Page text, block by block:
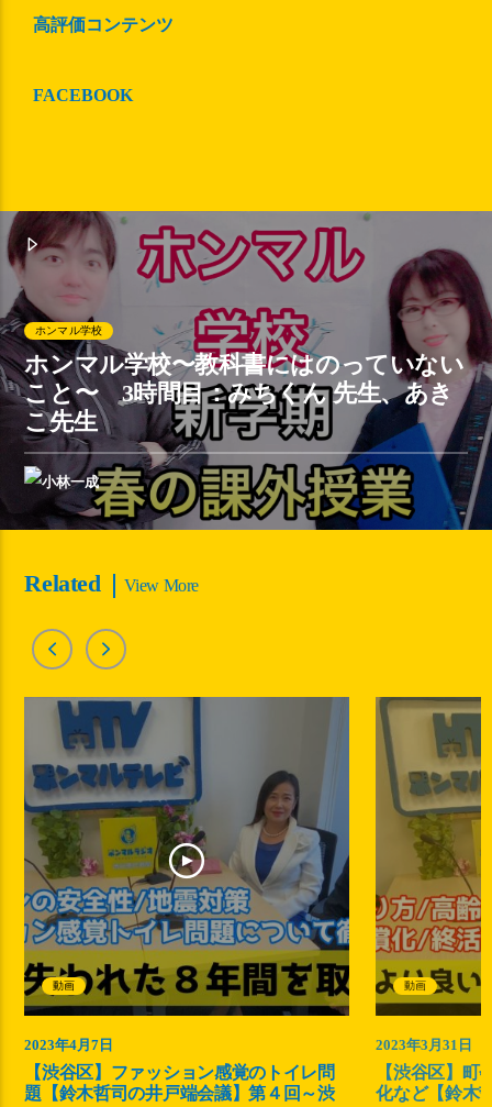
高評価コンテンツ
FACEBOOK
ホンマル学校
ホンマル学校〜教科書にはのっていない
こと〜 3時間目：みちくん 先生、あき
こ先生
Related View More
動画
2023年4月7日
【渋谷区】ファッション感覚のトイレ問
題【鈴木哲司の井戸端会議】第４回～渋
動画
2023年3月31日
【渋谷区】町
化など【鈴木